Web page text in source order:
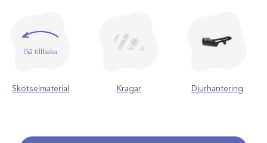
Gå tillbaka
Skötselmaterial Kragar Djurhantering